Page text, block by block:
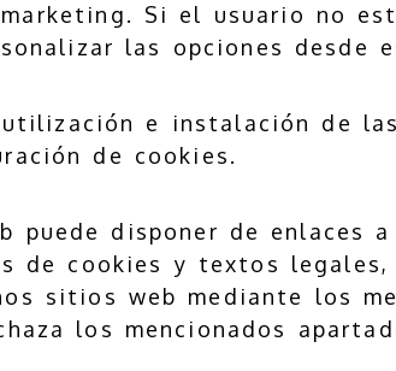
Si el usuario no
las opciones desde
e instalación de
de cookies.
puede disponer de enlaces
de cookies y textos
sitios web mediante los
los mencionados